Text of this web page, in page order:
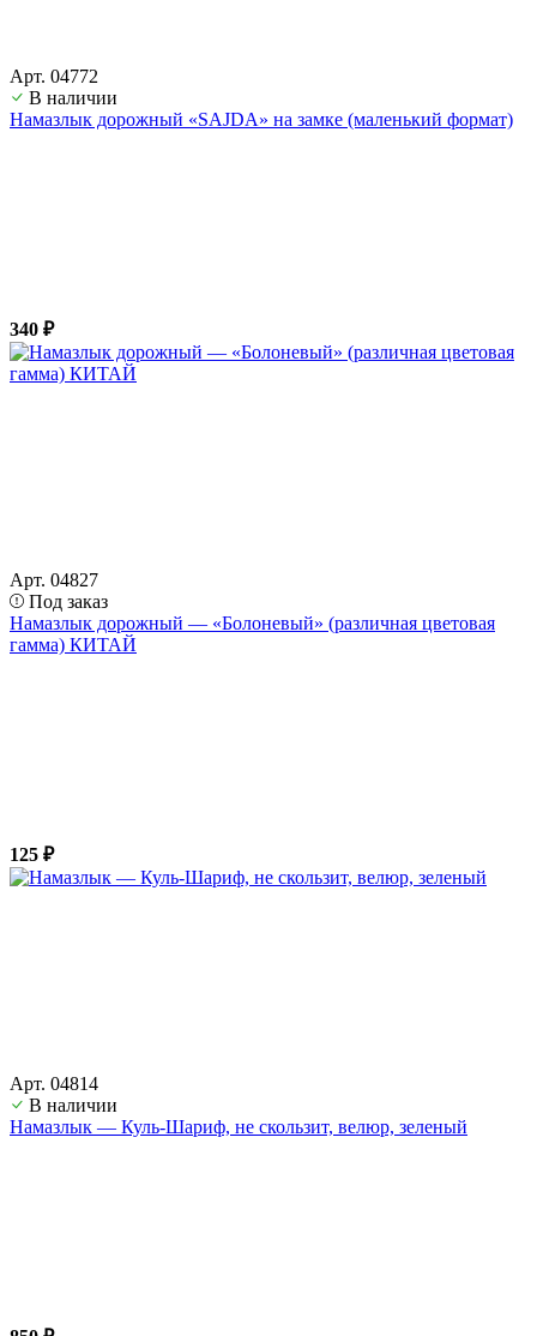
Арт. 04772
В наличии
Намазлык дорожный «SAJDA» на замке (маленький формат)
340 ₽
Арт. 04827
Под заказ
Намазлык дорожный — «Болоневый» (различная цветовая
гамма) КИТАЙ
125 ₽
Арт. 04814
В наличии
Намазлык — Куль-Шариф, не скользит, велюр, зеленый